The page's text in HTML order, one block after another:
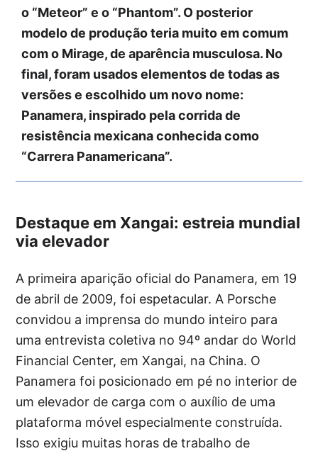
o “Meteor” e o “Phantom”. O posterior
modelo de produção teria muito em comum
com o Mirage, de aparência musculosa. No
final, foram usados elementos de todas as
versões e escolhido um novo nome:
Panamera, inspirado pela corrida de
resistência mexicana conhecida como
“Carrera Panamericana”.
Destaque em Xangai: estreia mundial
via elevador
A primeira aparição oficial do Panamera, em 19
de abril de 2009, foi espetacular. A Porsche
convidou a imprensa do mundo inteiro para
uma entrevista coletiva no 94º andar do World
Financial Center, em Xangai, na China. O
Panamera foi posicionado em pé no interior de
um elevador de carga com o auxílio de uma
plataforma móvel especialmente construída.
Isso exigiu muitas horas de trabalho de